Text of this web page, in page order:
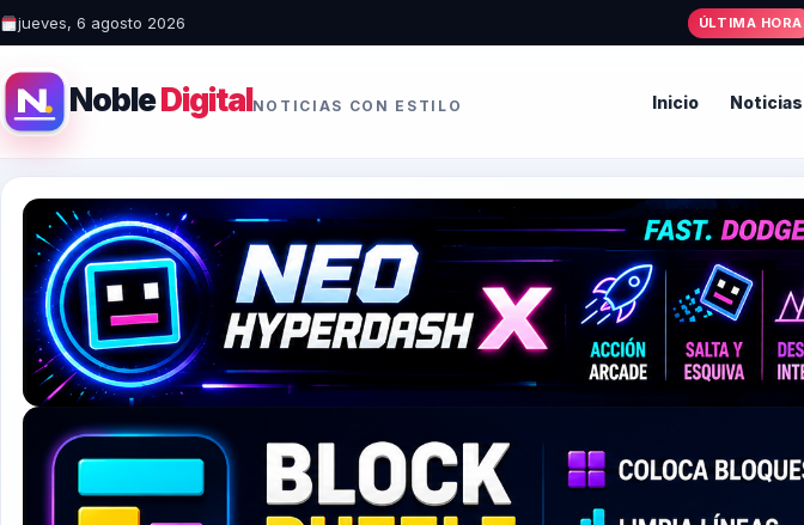
jueves, 6 agosto 2026 ÚLTIMA HORA
NobleDigitalNOTICIAS CON ESTILO Inicio Noticias